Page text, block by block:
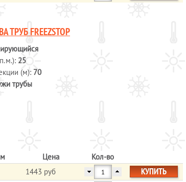
FREEZSTOP
25
(м): 70
трубы
Цена
Кол-во
1443 руб КУПИТЬ